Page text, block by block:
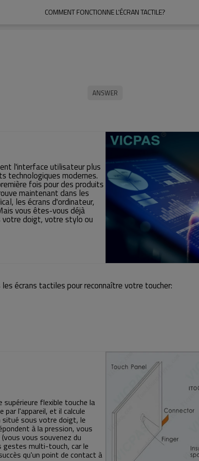
COMMENT FONCTIONNE L'ÉCRAN TACTILE?
l'interface utilisateur plus
technologiques modernes.
fois pour des produits
maintenant dans les
les écrans d'ordinateur,
vous êtes-vous déjà
votre doigt, votre stylo ou
écrans tactiles pour reconnaître votre toucher:
flexible touche la
l'appareil, et il calcule
situé sous votre doigt, le
à la pression, vous
vous souvenez du
gestes multi-touch, car le
qu'un point de contact à